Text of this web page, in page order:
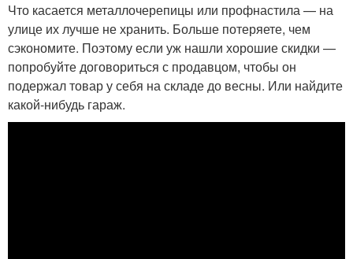
Что касается металлочерепицы или профнастила — на
улице их лучше не хранить. Больше потеряете, чем
сэкономите. Поэтому если уж нашли хорошие скидки —
попробуйте договориться с продавцом, чтобы он
подержал товар у себя на складе до весны. Или найдите
какой-нибудь гараж.